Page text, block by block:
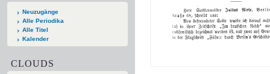
Neuzugänge
Alle Periodika
Alle Titel
Kalender
CLOUDS